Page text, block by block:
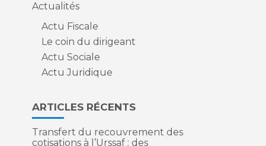
Actualités
Actu Fiscale
Le coin du dirigeant
Actu Sociale
Actu Juridique
ARTICLES RÉCENTS
Transfert du recouvrement des
cotisations à l’Urssaf : des